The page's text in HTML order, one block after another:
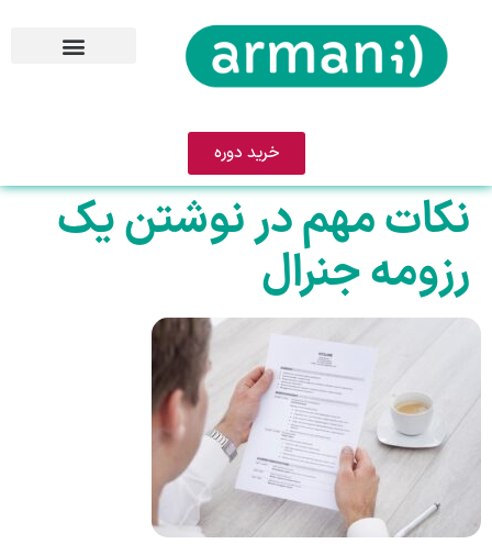
خرید دوره
نکات مهم در نوشتن یک
رزومه جنرال